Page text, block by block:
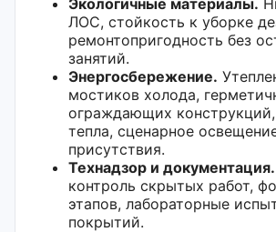
ЛОС, стойкость к уборке
ремонтопригодность без
занятий.
Энергосбережение.
мостиков холода,
ограждающих
тепла, сценарное
присутствия.
Технадзор и документация.
контроль скрытых работ,
этапов, лабораторные
покрытий.